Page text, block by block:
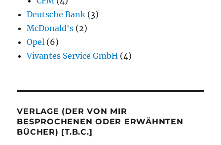
Deutsche Bank (3)
McDonald's (2)
Opel (6)
Vivantes Service GmbH (4)
VERLAGE (DER VON MIR
BESPROCHENEN ODER ERWÄHNTEN
BÜCHER) [T.B.C.]